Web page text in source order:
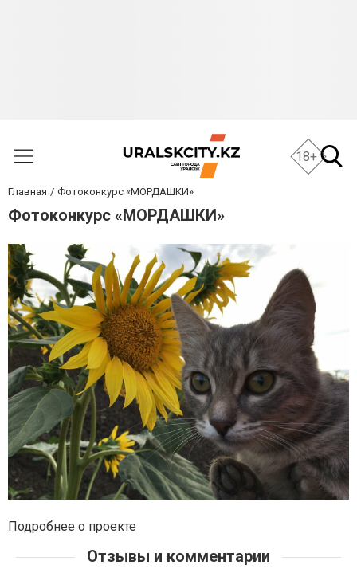
18+
Главная Фотоконкурс «МОРДАШКИ»
Фотоконкурс «МОРДАШКИ»
Отзывы и комментарии
Подробнее о проекте